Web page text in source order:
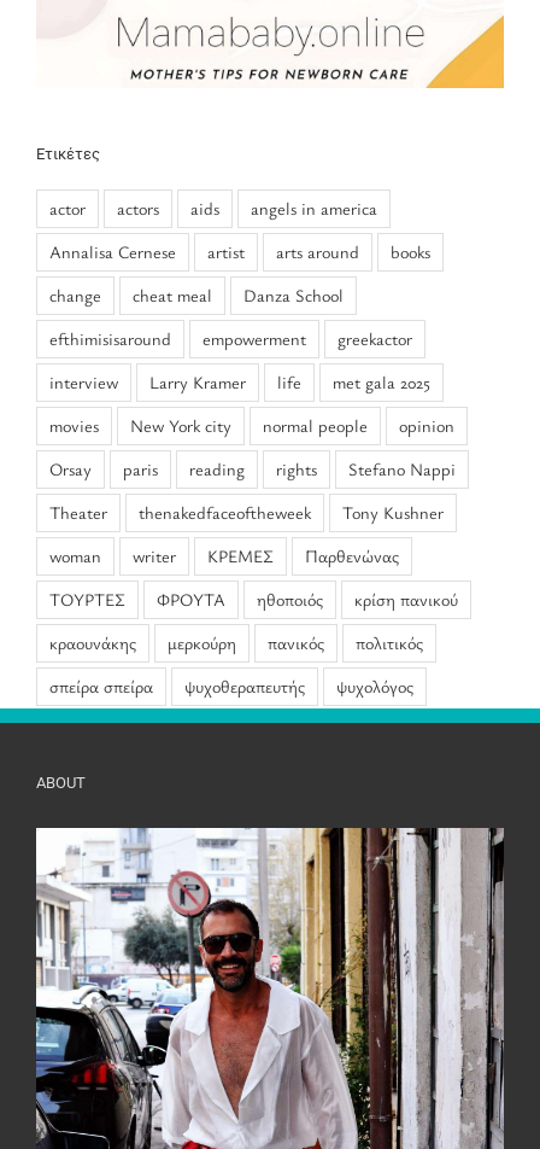
Ετικέτες
actor actors aids
angels in america
Annalisa Cernese
artist arts around
books
change
cheat meal
Danza School
efthimisisaround
empowerment
greekactor
interview
Larry Kramer life
met gala 2025
movies
New York city normal people
opinion
Orsay
paris reading rights
Stefano Nappi
Theater
thenakedfaceoftheweek
Tony Kushner
woman
writer ΚΡΕΜΕΣ
Παρθενώνας
ΤΟΥΡΤΕΣ
ΦΡΟΥΤΑ ηθοποιός
κρίση πανικού
κραουνάκης
μερκούρη πανικός
πολιτικός
σπείρα σπείρα
ψυχοθεραπευτής ψυχολόγος
ABOUT